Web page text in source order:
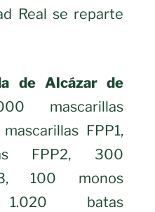
Real se reparte
de Alcázar de
mascarillas
FPP1,
FPP2, 300
100 monos
1.020 batas